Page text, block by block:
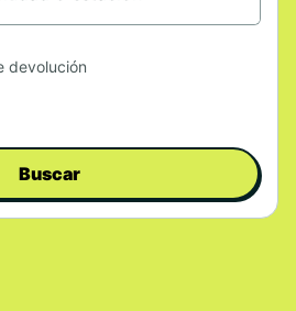
devolución
Buscar